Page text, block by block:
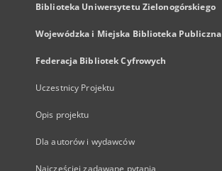
Biblioteka Uniwersytetu Zielonogórskiego
Wojewódzka i Miejska Biblioteka Publiczna
Federacja Bibliotek Cyfrowych
Uczestnicy Projektu
Opis projektu
Dla autorów i wydawców
Najczęściej zadawane pytania